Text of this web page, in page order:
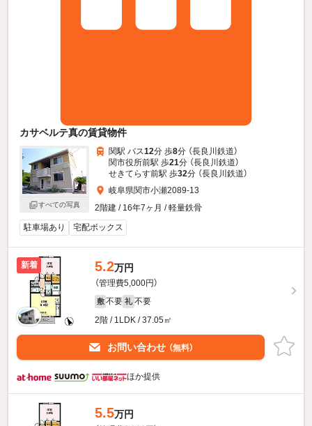
カサベルテ真の賃貸物件
すべての写真
関駅 バス12分 歩8分 （長良川鉄道）
関市役所前駅 歩21分 （長良川鉄道）
せきてらす前駅 歩32分 （長良川鉄道）
岐阜県関市小瀬2089-13
2階建 / 16年7ヶ月 / 軽量鉄骨
駐車場あり
宅配ボックス
新着 5.2万円
（管理費5,000円）
敷 不要 礼 不要
2階 / 1LDK / 37.05㎡
お問い合わせ （無料）
ほか提供
5.5万円